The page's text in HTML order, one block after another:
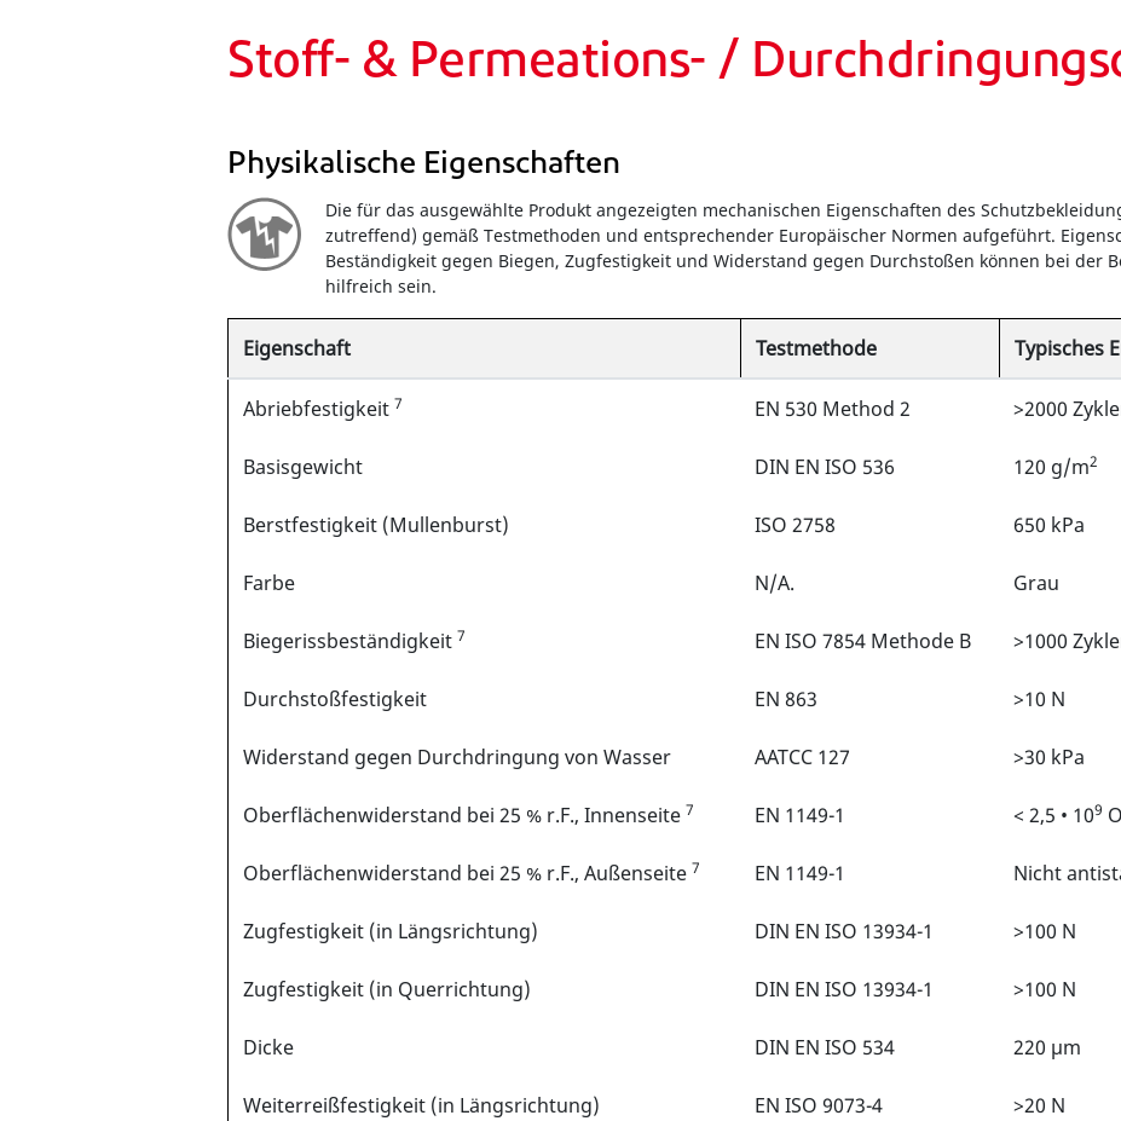
Stoff- & Permeations- /
Physikalische Eigenschaften
Die für das ausgewählte Produkt angezeigten mechanischen Eigenschaften des
zutreffend) gemäß Testmethoden und entsprechender Europäischer Normen aufgeführt.
Beständigkeit gegen Biegen, Zugfestigkeit und Widerstand gegen Durchstoßen können bei der
hilfreich sein.
Eigenschaft Testmethode Typisches
Abriebfestigkeit 7 EN 530 Method 2 >2000
Basisgewicht DIN EN ISO 536 120 g/m2
Berstfestigkeit (Mullenburst) ISO 2758 650 kPa
Farbe N/A. Grau
Biegerissbeständigkeit 7 EN ISO 7854 Methode B >1000
Durchstoßfestigkeit EN 863 >10 N
Widerstand gegen Durchdringung von Wasser AATCC 127 >30 kPa
Oberflächenwiderstand bei 25 % r.F., Innenseite 7 EN 1149-1 < 2,5 • 109
Oberflächenwiderstand bei 25 % r.F., Außenseite 7 EN 1149-1 Nicht
Zugfestigkeit (in Längsrichtung) DIN EN ISO 13934-1 >100 N
Zugfestigkeit (in Querrichtung) DIN EN ISO 13934-1 >100 N
Dicke DIN EN ISO 534 220 µm
Weiterreißfestigkeit (in Längsrichtung) EN ISO 9073-4 >20 N